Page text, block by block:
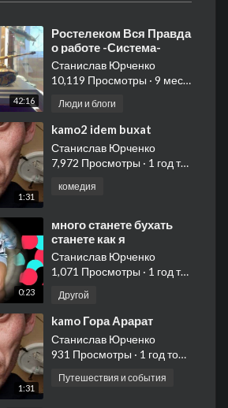
42:16
⁣Ростелеком Вся Правда
о работе -Система-
Станислав Юрченко
10,119 Просмотры · 9 месяцы тому назад
Люди и блоги
1:31
⁣kamo2 idem buxat
Станислав Юрченко
7,972 Просмотры · 1 год тому назад
комедия
0:23
⁣много станете бухать
станете как я
Станислав Юрченко
1,071 Просмотры · 1 год тому назад
Другой
1:31
⁣kamo Гора Арарат
Станислав Юрченко
931 Просмотры · 1 год тому назад
Путешествия и события